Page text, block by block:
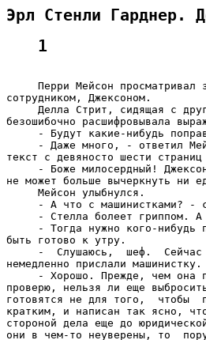
Эрл Стенли Гарднер.
1
Перри Мейсон просматривал
сотрудником, Джексоном.
Делла Стрит, сидящая с
безошибочно расшифровывала
- Будут какие-нибудь
- Даже много, - ответил
текст с девяносто шести
- Боже милосердный!
не может больше вычеркнуть ни
     Мейсон улыбнулся.
- А что с машинистками? -
- Стелла болеет гриппом. А
- Тогда нужно кого-нибудь
быть готово к утру.
-  Слушаюсь,  шеф.
немедленно прислали машинистку.
- Хорошо. Прежде, чем она
проверю, нельзя ли еще
готовятся не для того,  чтобы
кратким, и написан так ясно,
стороной дела еще до
они в чем-то неуверены, то